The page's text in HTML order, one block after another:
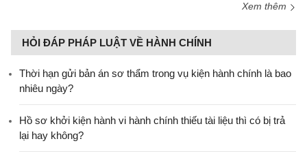
Xem thêm
HỎI ĐÁP PHÁP LUẬT VỀ HÀNH CHÍNH
Thời hạn gửi bản án sơ thẩm trong vụ kiện hành chính là bao
nhiêu ngày?
Hồ sơ khởi kiện hành vi hành chính thiếu tài liệu thì có bị trả
lại hay không?